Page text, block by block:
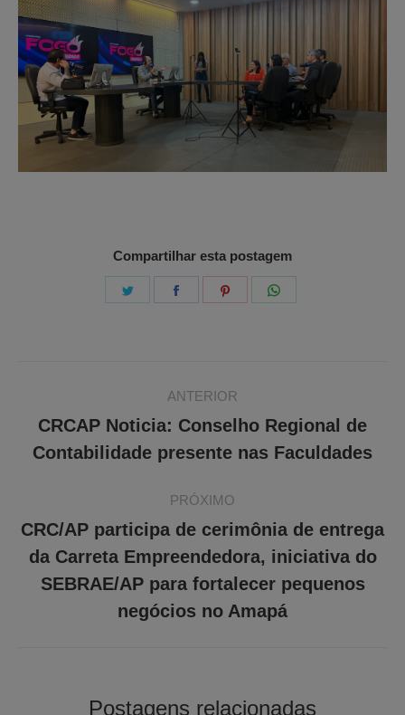
Compartilhar esta postagem
Share
Share
de
post:
ANTERIOR
Post
anterior:
CRCAP Noticia: Conselho Regional de
Contabilidade presente nas Faculdades
PRÓXIMO
Próximo
post:
CRC/AP participa de cerimônia de entrega
da Carreta Empreendedora, iniciativa do
SEBRAE/AP para fortalecer pequenos
negócios no Amapá
Postagens relacionadas